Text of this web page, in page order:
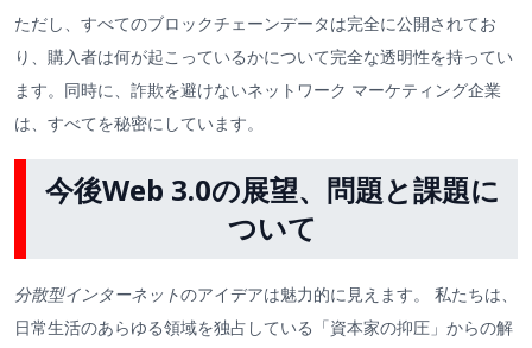
ただし、すべてのブロックチェーンデータは完全に公開されてお
り、購入者は何が起こっているかについて完全な透明性を持ってい
ます。同時に、詐欺を避けないネットワーク マーケティング企業
は、すべてを秘密にしています。
今後Web 3.0の展望、問題と課題に
ついて
分散型インターネットのアイデアは魅力的に見えます。 私たちは、
日常生活のあらゆる領域を独占している「資本家の抑圧」からの解